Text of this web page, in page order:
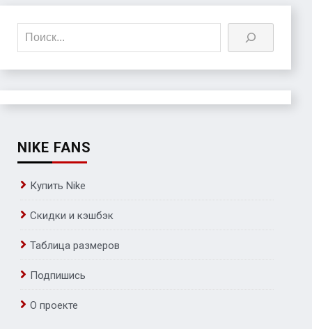
Поиск
NIKE FANS
Купить Nike
Скидки и кэшбэк
Таблица размеров
Подпишись
О проекте